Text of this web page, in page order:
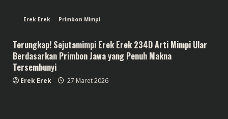
Erek Erek Primbon Mimpi
Terungkap! Sejutamimpi Erek Erek 234D Arti Mimpi Ular
Berdasarkan Primbon Jawa yang Penuh Makna
Tersembunyi
Erek Erek 27 Maret 2026